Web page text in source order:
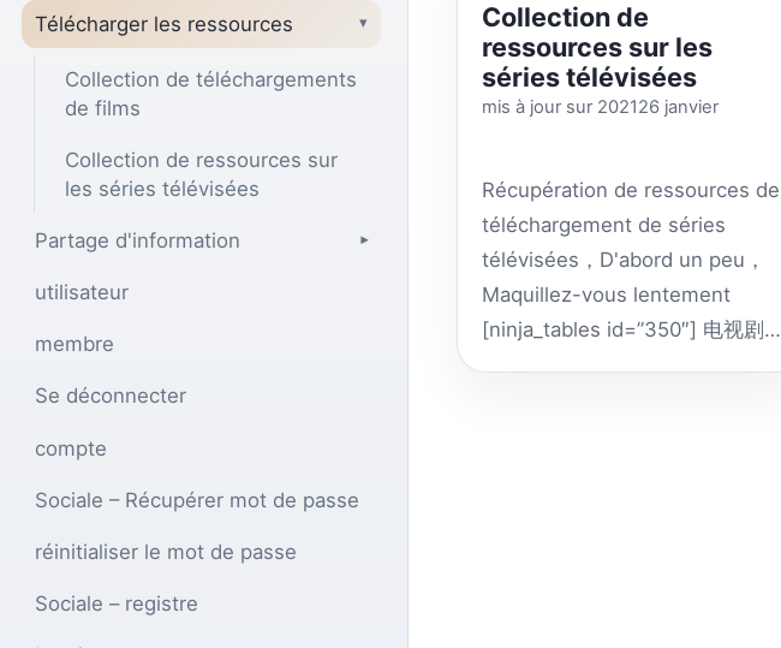
Télécharger les ressources ▾
Collection de téléchargements
de films
Collection de ressources sur
les séries télévisées
Partage d'information ▾
utilisateur
membre
Se déconnecter
compte
Sociale – Récupérer mot de passe
réinitialiser le mot de passe
Sociale – registre
Collection de
ressources sur les
séries télévisées
mis à jour sur 202126 janvier
Récupération de ressources de
téléchargement de séries
télévisées，D'abord un peu，
Maquillez-vous lentement
[ninja_tables id=”350″] 电视剧下